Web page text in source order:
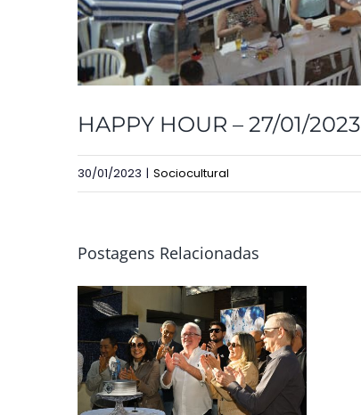
HAPPY HOUR – 27/01/2023
30/01/2023 | Sociocultural
Postagens Relacionadas